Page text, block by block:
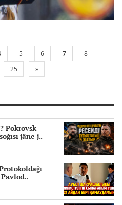
5 6 7
8
25 »
Pokrovsk
jäne j..